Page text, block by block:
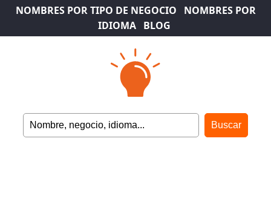
NOMBRES POR TIPO DE NEGOCIO
NOMBRES POR
IDIOMA
BLOG